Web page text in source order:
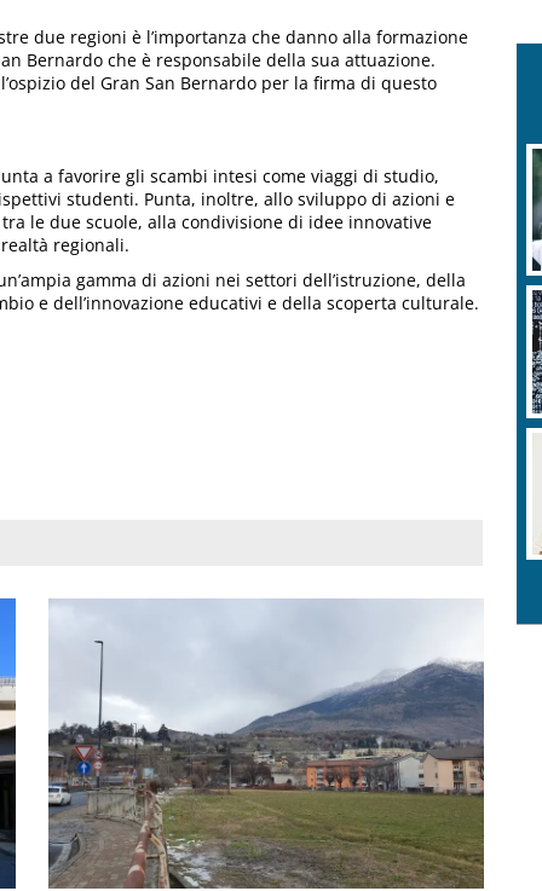
due regioni è l’importanza che danno alla formazione
Bernardo che è responsabile della sua attuazione.
del Gran San Bernardo per la firma di questo
a favorire gli scambi intesi come viaggi di studio,
studenti. Punta, inoltre, allo sviluppo di azioni e
le due scuole, alla condivisione di idee innovative
regionali.
gamma di azioni nei settori dell’istruzione, della
e dell’innovazione educativi e della scoperta culturale.